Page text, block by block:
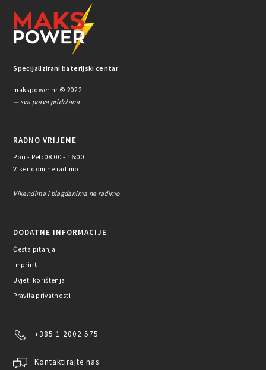
Specijalizirani baterijski centar
makspower.hr © 2022.
— sva prava pridržana
RADNO VRIJEME
Pon - Pet: 08:00 - 16:00
Vikendom ne radimo
Vikendima i blagdanima ne radimo
DODATNE INFORMACIJE
Česta pitanja
Imprint
Uvjeti korištenja
Pravila privatnosti
+385 1 2002 575
Kontaktirajte nas